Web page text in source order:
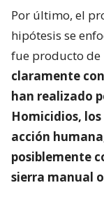
Por último, el
hipótesis se
fue producto de
claramente
han realizado
Homicidios,
acción
posiblemente
sierra manual